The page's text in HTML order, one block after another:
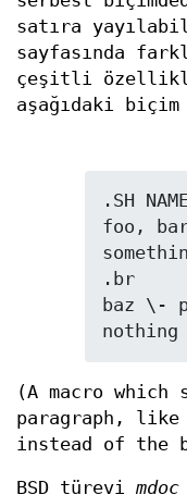
satıra
sayfasında
çeşitli
aşağıdaki
.SH
foo,
.br
baz \-
(A macro which
paragraph, like
instead of the
BSD türevi mdoc